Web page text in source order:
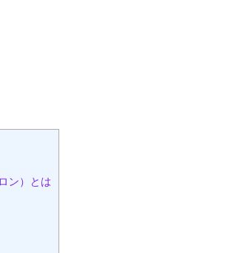
ン）とは